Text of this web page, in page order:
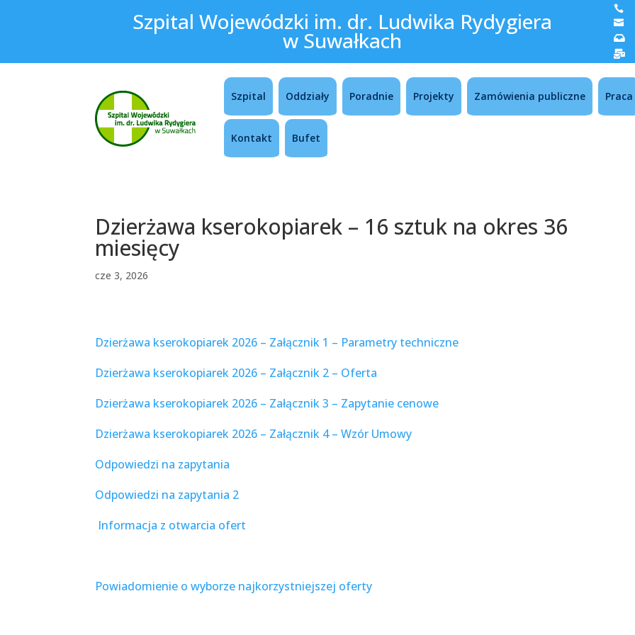
Szpital Wojewódzki im. dr. Ludwika Rydygiera
w Suwałkach




Szpital Oddziały Poradnie Projekty Zamówienia publiczne Praca
Kontakt Bufet
Dzierżawa kserokopiarek – 16 sztuk na okres 36
miesięcy
cze 3, 2026
Dzierżawa kserokopiarek 2026 – Załącznik 1 – Parametry techniczne
Dzierżawa kserokopiarek 2026 – Załącznik 2 – Oferta
Dzierżawa kserokopiarek 2026 – Załącznik 3 – Zapytanie cenowe
Dzierżawa kserokopiarek 2026 – Załącznik 4 – Wzór Umowy
Odpowiedzi na zapytania
Odpowiedzi na zapytania 2
Informacja z otwarcia ofert
Powiadomienie o wyborze najkorzystniejszej oferty